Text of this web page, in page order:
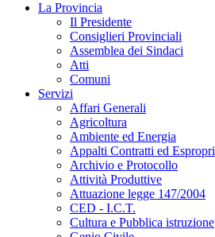
La Provincia
Il Presidente
Consiglieri Provinciali
Assemblea dei Sindaci
Atti
Comuni
Servizi
Affari Generali
Agricoltura
Ambiente ed Energia
Appalti Contratti ed Espropri
Archivio e Protocollo
Attività Produttive
Attuazione legge 147/2004
CED - I.C.T.
Cultura e Pubblica istruzione